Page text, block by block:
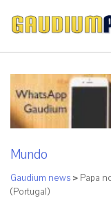
Mundo
Gaudium news > Papa
(Portugal)